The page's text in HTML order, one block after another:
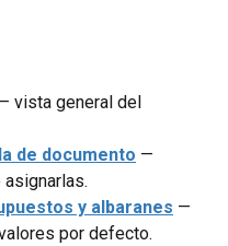
vista general del
de documento —
y albaranes —
por defecto.